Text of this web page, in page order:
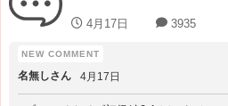
4月17日 3935
名無しさん 4月17日